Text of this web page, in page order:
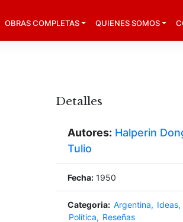
OBRAS COMPLETAS QUIENES SOMOS
Detalles
Autores: Halperin
Tulio
Fecha: 1950
Categoria: Argentina
Ideas
Política
Reseñas